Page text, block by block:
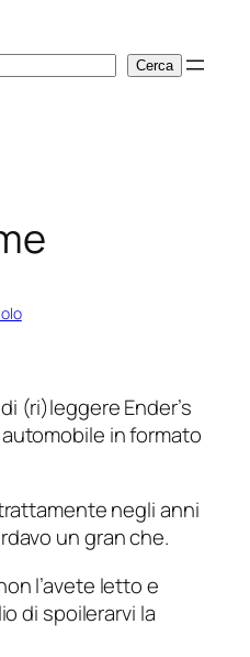
Cerca
(ri)leggere Ender’s
in formato
negli anni
un gran che.
l’avete letto e
di spoilerarvi la